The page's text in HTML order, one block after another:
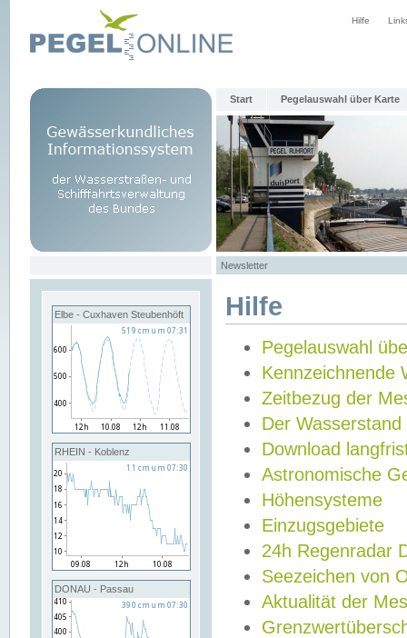
Hilfe
Start Pegelauswahl über Karte
Newsletter
Elbe - Cuxhaven Steubenhöft
RHEIN - Koblenz
DONAU - Passau
Hilfe
Pegelauswahl
Kennzeichnende
Zeitbezug der
Der Wasserstand
Download
Astronomische
Höhensysteme
Einzugsgebiete
24h Regenradar
Seezeichen von
Aktualität der